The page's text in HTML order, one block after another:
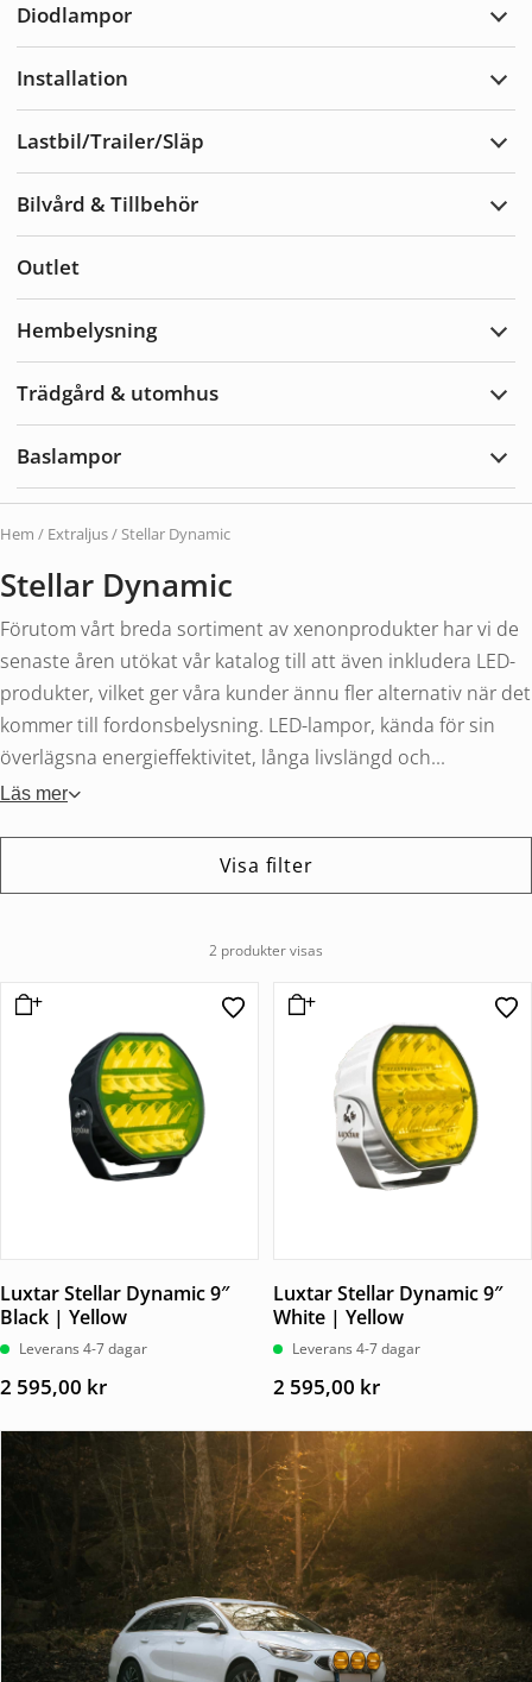
Diodlampor
Installation
Lastbil/Trailer/Släp
Bilvård & Tillbehör
Outlet
Hembelysning
Trädgård & utomhus
Baslampor
Hem / Extraljus/ Stellar Dynamic
Stellar Dynamic
Förutom vårt breda sortiment av xenonprodukter har vi de
senaste åren utökat vår katalog till att även inkludera LED-
produkter, vilket ger våra kunder ännu fler alternativ när det
kommer till fordonsbelysning. LED-lampor, kända för sin
överlägsna energieffektivitet, långa livslängd och...
Läs mer
Visa filter
2 produkter visas
Luxtar Stellar Dynamic 9″
Black | Yellow
Leverans 4-7 dagar
2 595,00 kr
Luxtar Stellar Dynamic 9″
White | Yellow
Leverans 4-7 dagar
2 595,00 kr